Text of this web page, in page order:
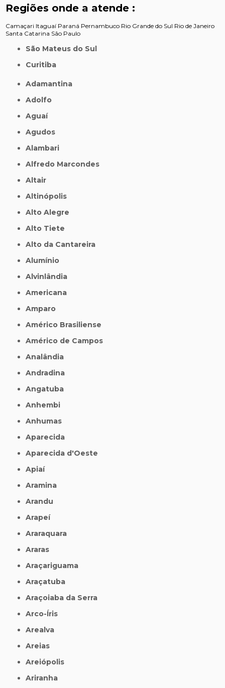
Regiões onde a atende :
Camaçari Itaguaí Paraná Pernambuco Rio Grande do Sul Rio de Janeiro
Santa Catarina São Paulo
São Mateus do Sul
Curitiba
Adamantina
Adolfo
Aguaí
Agudos
Alambari
Alfredo Marcondes
Altair
Altinópolis
Alto Alegre
Alto Tiete
Alto da Cantareira
Alumínio
Alvinlândia
Americana
Amparo
Américo Brasiliense
Américo de Campos
Analândia
Andradina
Angatuba
Anhembi
Anhumas
Aparecida
Aparecida d'Oeste
Apiaí
Aramina
Arandu
Arapeí
Araraquara
Araras
Araçariguama
Araçatuba
Araçoiaba da Serra
Arco-Íris
Arealva
Areias
Areiópolis
Ariranha